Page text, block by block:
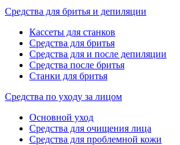
Средства для бритья и депиляции
Кассеты для станков
Средства для бритья
Средства для и после депиляции
Средства после бритья
Станки для бритья
Средства по уходу за лицом
Основной уход
Средства для очищения лица
Средства для проблемной кожи